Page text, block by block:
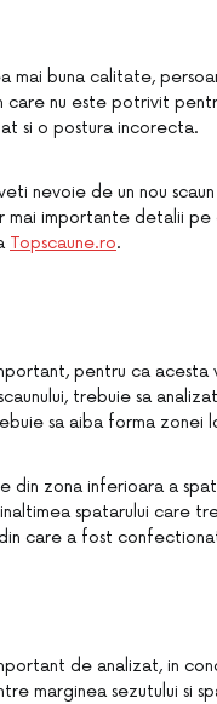
mai buna calitate,
care nu este potrivit
si o postura incorecta.
nevoie de un nou
importante detalii pe
Topscaune.ro.
pentru ca acesta
trebuie sa
sa aiba forma zonei
din zona inferioara a
spatarului care
care a fost
de analizat, in
marginea sezutului si